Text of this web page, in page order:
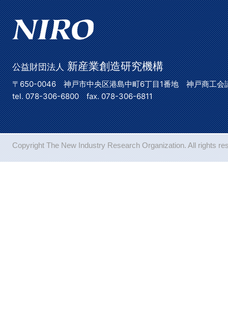
公益財団法人新産業創造研究機構
〒650-0046 神戸市中央区港島中町6丁目1番地 神戸商工会
tel. 078-306-6800 fax. 078-306-6811
Copyright The New Industry Research Organization. All rights